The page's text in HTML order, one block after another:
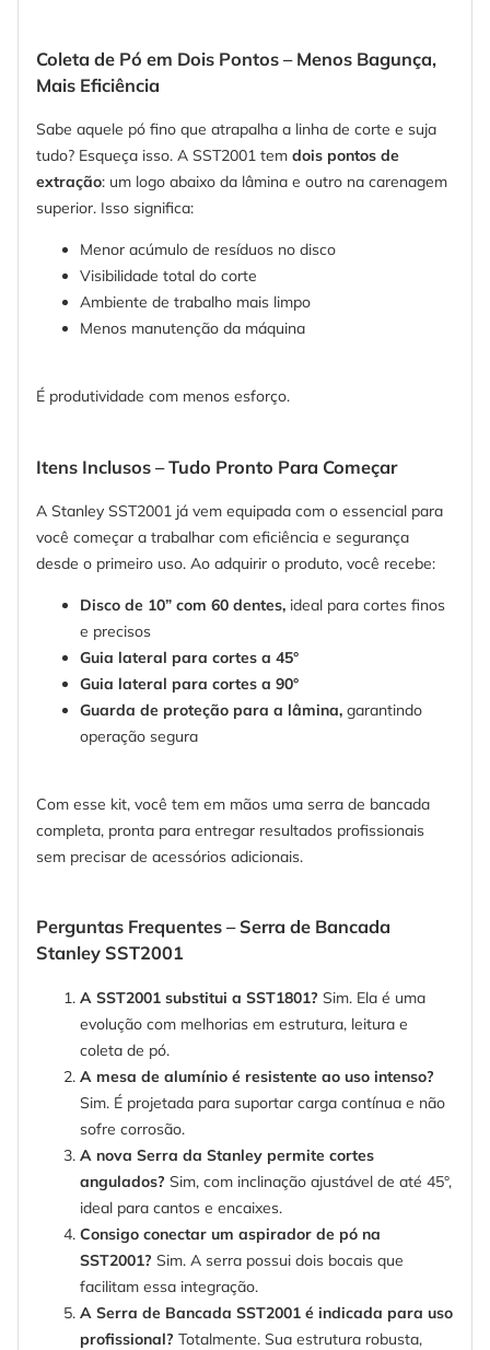
Coleta de Pó em Dois Pontos – Menos Bagunça,
Mais Eficiência
Sabe aquele pó fino que atrapalha a linha de corte e suja
tudo? Esqueça isso. A SST2001 tem dois pontos de
extração: um logo abaixo da lâmina e outro na carenagem
superior. Isso significa:
Menor acúmulo de resíduos no disco
Visibilidade total do corte
Ambiente de trabalho mais limpo
Menos manutenção da máquina
É produtividade com menos esforço.
Itens Inclusos – Tudo Pronto Para Começar
A Stanley SST2001 já vem equipada com o essencial para
você começar a trabalhar com eficiência e segurança
desde o primeiro uso. Ao adquirir o produto, você recebe:
Disco de 10” com 60 dentes, ideal para cortes finos
e precisos
Guia lateral para cortes a 45°
Guia lateral para cortes a 90°
Guarda de proteção para a lâmina, garantindo
operação segura
Com esse kit, você tem em mãos uma serra de bancada
completa, pronta para entregar resultados profissionais
sem precisar de acessórios adicionais.
Perguntas Frequentes – Serra de Bancada
Stanley SST2001
A SST2001 substitui a SST1801? Sim. Ela é uma
evolução com melhorias em estrutura, leitura e
coleta de pó.
A mesa de alumínio é resistente ao uso intenso?
Sim. É projetada para suportar carga contínua e não
sofre corrosão.
A nova Serra da Stanley permite cortes
angulados? Sim, com inclinação ajustável de até 45°,
ideal para cantos e encaixes.
Consigo conectar um aspirador de pó na
SST2001? Sim. A serra possui dois bocais que
facilitam essa integração.
A Serra de Bancada SST2001 é indicada para uso
profissional? Totalmente. Sua estrutura robusta,